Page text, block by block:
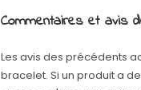
Commentaires et avis
Les avis des précédents
bracelet. Si un produit a